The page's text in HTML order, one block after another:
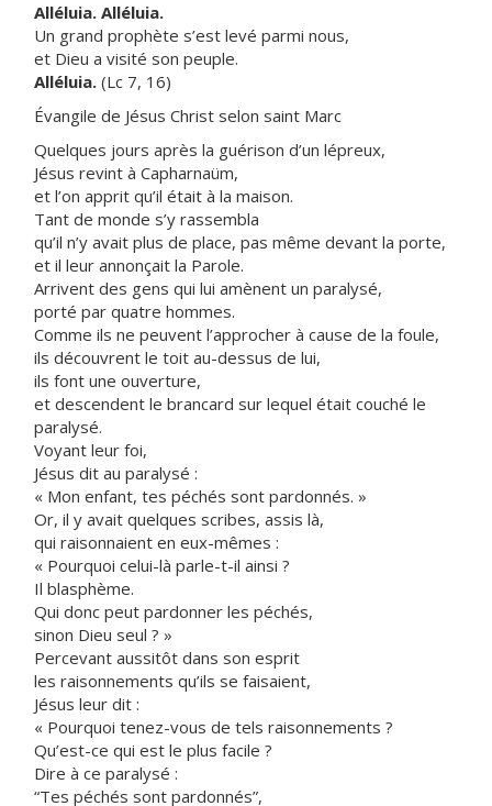
Alléluia. Alléluia.
Un grand prophète s’est levé parmi nous,
et Dieu a visité son peuple.
Alléluia. (Lc 7, 16)
Évangile de Jésus Christ selon saint Marc
Quelques jours après la guérison d’un lépreux,
Jésus revint à Capharnaüm,
et l’on apprit qu’il était à la maison.
Tant de monde s’y rassembla
qu’il n’y avait plus de place, pas même devant la porte,
et il leur annonçait la Parole.
Arrivent des gens qui lui amènent un paralysé,
porté par quatre hommes.
Comme ils ne peuvent l’approcher à cause de la foule,
ils découvrent le toit au-dessus de lui,
ils font une ouverture,
et descendent le brancard sur lequel était couché le
paralysé.
Voyant leur foi,
Jésus dit au paralysé :
« Mon enfant, tes péchés sont pardonnés. »
Or, il y avait quelques scribes, assis là,
qui raisonnaient en eux-mêmes :
« Pourquoi celui-là parle-t-il ainsi ?
Il blasphème.
Qui donc peut pardonner les péchés,
sinon Dieu seul ? »
Percevant aussitôt dans son esprit
les raisonnements qu’ils se faisaient,
Jésus leur dit :
« Pourquoi tenez-vous de tels raisonnements ?
Qu’est-ce qui est le plus facile ?
Dire à ce paralysé :
“Tes péchés sont pardonnés”,